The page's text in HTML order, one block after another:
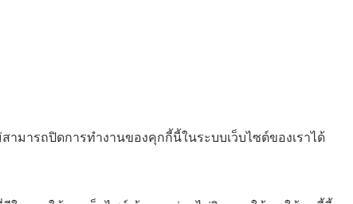
มารถปิดการทำงานของคุกกี้นี้ในระบบเว็บไซต์ของเราได้